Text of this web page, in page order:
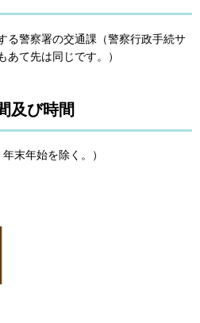
る警察署の交通課（警察行政手続サ
あて先は同じです。）
及び時間
末年始を除く。）